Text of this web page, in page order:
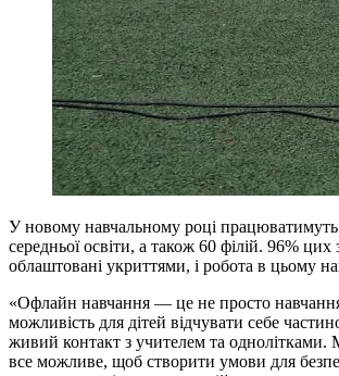
У новому навчальному році працюватимуть
середньої освіти, а також 60 філій. 96% цих
облаштовані укриттями, і робота в цьому
«Офлайн навчання — це не просто
можливість для дітей відчувати себе
живий контакт з учителем та
все можливе, щоб створити умови для